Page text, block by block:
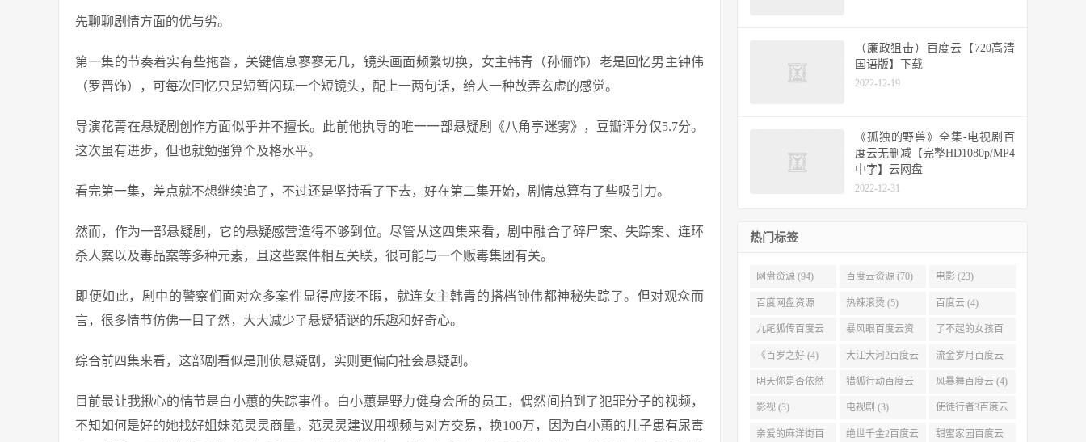
先聊聊剧情方面的优与劣。
第一集的节奏着实有些拖沓，关键信息寥寥无几，镜头画面频繁切换，女主韩青（孙俪饰）老是回忆男主钟伟
（罗晋饰），可每次回忆只是短暂闪现一个短镜头，配上一两句话，给人一种故弄玄虚的感觉。
导演花菁在悬疑剧创作方面似乎并不擅长。此前他执导的唯一一部悬疑剧《八角亭迷雾》，豆瓣评分仅5.7分。
这次虽有进步，但也就勉强算个及格水平。
看完第一集，差点就不想继续追了，不过还是坚持看了下去，好在第二集开始，剧情总算有了些吸引力。
然而，作为一部悬疑剧，它的悬疑感营造得不够到位。尽管从这四集来看，剧中融合了碎尸案、失踪案、连环
杀人案以及毒品案等多种元素，且这些案件相互关联，很可能与一个贩毒集团有关。
即便如此，剧中的警察们面对众多案件显得应接不暇，就连女主韩青的搭档钟伟都神秘失踪了。但对观众而
言，很多情节仿佛一目了然，大大减少了悬疑猜谜的乐趣和好奇心。
综合前四集来看，这部剧看似是刑侦悬疑剧，实则更偏向社会悬疑剧。
目前最让我揪心的情节是白小蕙的失踪事件。白小蕙是野力健身会所的员工，偶然间拍到了犯罪分子的视频，
不知如何是好的她找好姐妹范灵灵商量。范灵灵建议用视频与对方交易，换100万，因为白小蕙的儿子患有尿毒
（廉政狙击）百度云【720高清
国语版】下载
2022-12-19
《孤独的野兽》全集-电视剧百
度云无删减【完整HD1080p/MP4
中字】云网盘
2022-12-31
热门标签
网盘资源 (94) 百度云资源 (70) 电影 (23)
百度网盘资源
(11)
热辣滚烫 (5) 百度云 (4)
九尾狐传百度云
(4)
暴风眼百度云资
源 (4)
了不起的女孩百
度云 (4)
《百岁之好 (4) 大江大河2百度云
(4)
流金岁月百度云
(4)
明天你是否依然
爱我百度云 (4)
猎狐行动百度云
(4)
风暴舞百度云 (4)
影视 (3) 电视剧 (3) 使徒行者3百度云
资源 (3)
亲爱的麻洋街百 绝世千金2百度云 甜蜜家园百度云